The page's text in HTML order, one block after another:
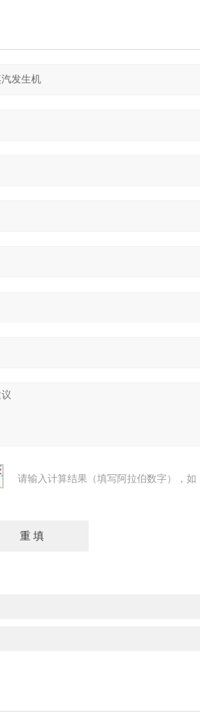
请输入计算结果（填写阿拉伯数字），如